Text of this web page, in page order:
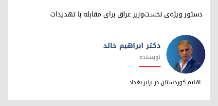
دستور ویژه‌ی نخست‌وزیر عراق برای مقابله با تهدیدات
دکتر ابراهیم خالد
دکتر ابراهیم خالد
نویسنده
اقلیم کوردستان در برابر بغداد